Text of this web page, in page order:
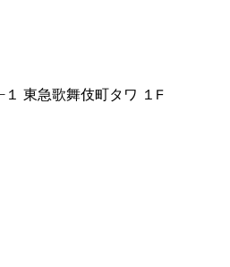
東急歌舞伎町タワ １F